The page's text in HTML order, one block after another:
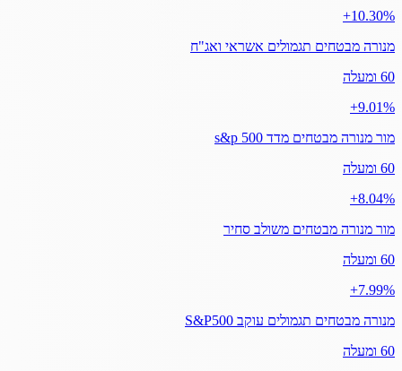
‎+10.30%
מנורה מבטחים תגמולים אשראי ואג"ח
60 ומעלה
‎+9.01%
מור מנורה מבטחים מדד s&p 500
60 ומעלה
‎+8.04%
מור מנורה מבטחים משולב סחיר
60 ומעלה
‎+7.99%
מנורה מבטחים תגמולים עוקב S&P500
60 ומעלה